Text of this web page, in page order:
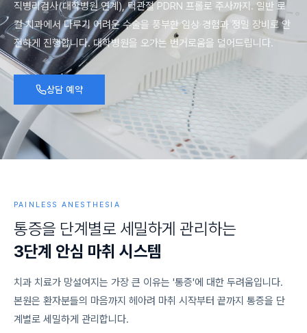
직병리검사(대학병원 연계), 턱관절 PDRN 프롤로 주사까지. 일반 로
컬 치과에서 다루기 어려운 수술을 풍부한 임상 경험과 정밀 장비로 안
전하게 진행합니다. 대학병원을 오가는 번거로움을 덜어드립니다.
상담 예약
PAINLESS ANESTHESIA
통증을 단계 별로 세 밀하게 관리하는
3단계 안심 마취 시 스템
치과 치료가 망설여지는 가장 큰 이유는 '통증'에 대한 두려움입니다.
본원은 환자분들의 마음까지 헤아려 마취 시작부터 끝까지 통증을 단
계별로 세밀하게 관리합니다.